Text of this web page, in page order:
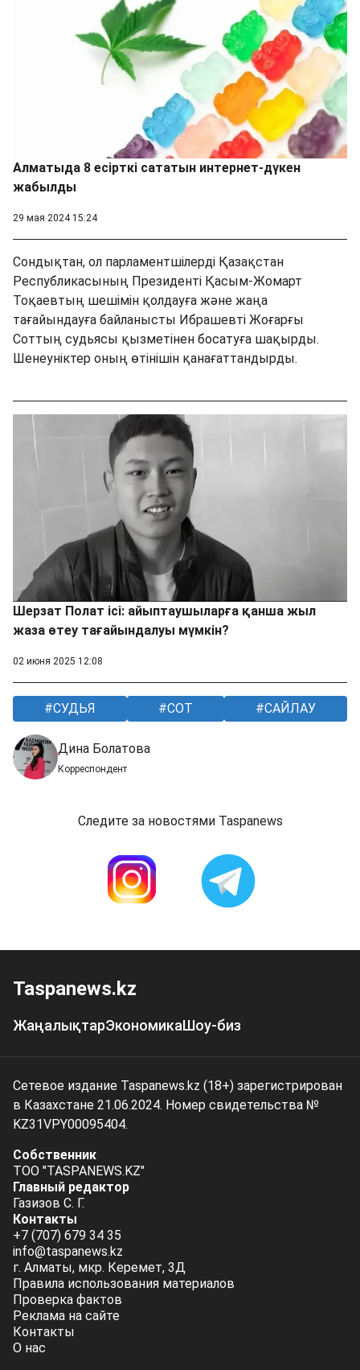
Алматыда 8 есірткі сататын интернет-дүкен
жабылды
29 мая 2024 15:24
Сондықтан, ол парламентшілерді Қазақстан
Республикасының Президенті Қасым-Жомарт
Тоқаевтың шешімін қолдауға және жаңа
тағайындауға байланысты Ибрашевті Жоғарғы
Соттың судьясы қызметінен босатуға шақырды.
Шенеуніктер оның өтінішін қанағаттандырды.
Шерзат Полат ісі: айыптаушыларға қанша жыл
жаза өтеу тағайындалуы мүмкін?
02 июня 2025 12:08
СУДЬЯ СОТ САЙЛАУ
Дина Болатова
Корреспондент
Следите за новостями Taspanews
Taspanews.kz
ЖаңалықтарЭкономикаШоу-биз
Сетевое издание Taspanews.kz (18+) зарегистрирован
в Казахстане 21.06.2024. Номер свидетельства №
KZ31VPY00095404.
Собственник
ТОО "TASPANEWS.KZ"
Главный редактор
Газизов С. Г.
Контакты
+7 (707) 679 34 35
info@taspanews.kz
г. Алматы, мкр. Керемет, 3Д
Правила использования материалов
Проверка фактов
Реклама на сайте
Контакты
О нас